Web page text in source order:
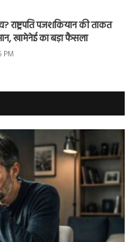
राष्ट्रपति पजशकियान की ताकत
खामेनेई का बड़ा फैसला
PM